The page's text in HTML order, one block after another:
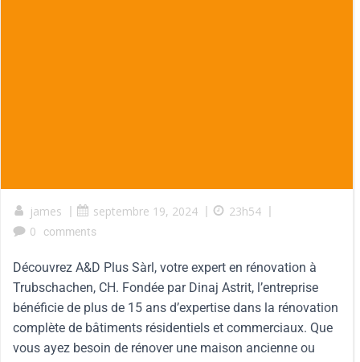
james | septembre 19, 2024 | 23h54 |
0
comments
Découvrez A&D Plus Sàrl, votre expert en rénovation à
Trubschachen, CH. Fondée par Dinaj Astrit, l’entreprise
bénéficie de plus de 15 ans d’expertise dans la rénovation
complète de bâtiments résidentiels et commerciaux. Que
vous ayez besoin de rénover une maison ancienne ou